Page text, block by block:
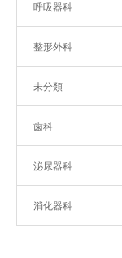
呼吸器科
整形外科
未分類
歯科
泌尿器科
消化器科